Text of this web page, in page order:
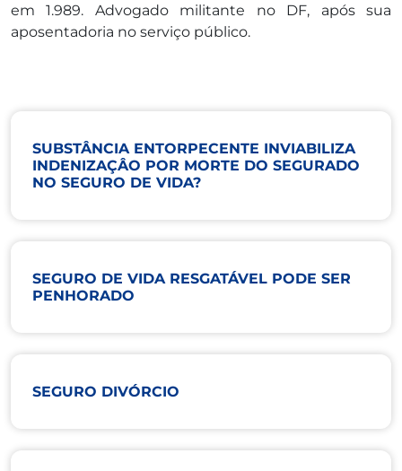
em 1.989. Advogado militante no DF, após sua
aposentadoria no serviço público.
SUBSTÂNCIA ENTORPECENTE INVIABILIZA
INDENIZAÇÂO POR MORTE DO SEGURADO
NO SEGURO DE VIDA?
SEGURO DE VIDA RESGATÁVEL PODE SER
PENHORADO
SEGURO DIVÓRCIO